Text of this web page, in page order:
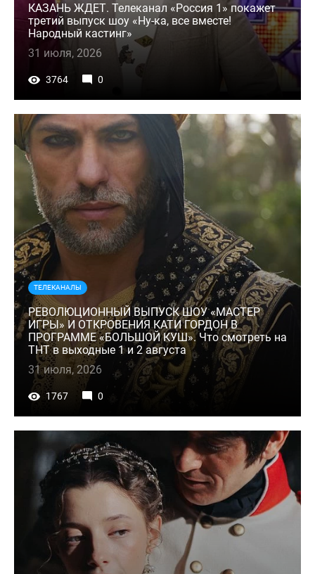
КАЗАНЬ ЖДЕТ. Телеканал «Россия 1» покажет
третий выпуск шоу «Ну-ка, все вместе!
Народный кастинг»
31 июля, 2026
3764 0
ТЕЛЕКАНАЛЫ
РЕВОЛЮЦИОННЫЙ ВЫПУСК ШОУ «МАСТЕР
ИГРЫ» И ОТКРОВЕНИЯ КАТИ ГОРДОН В
ПРОГРАММЕ «БОЛЬШОЙ КУШ». Что смотреть на
ТНТ в выходные 1 и 2 августа
31 июля, 2026
1767 0